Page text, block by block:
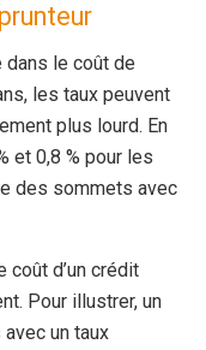
dans le coût de
les taux peuvent
plus lourd. En
et 0,8 % pour les
des sommets avec
coût d’un crédit
Pour illustrer, un
un taux